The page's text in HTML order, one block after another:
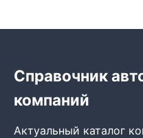
Справочник
компаний
Актуальный каталог